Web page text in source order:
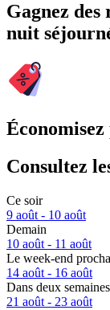
Gagnez des
nuit
Consultez
Ce soir
9 août - 10 août
Demain
10 août - 11 août
Le week-end
14 août - 16 août
Dans deux semaines
21 août - 23 août